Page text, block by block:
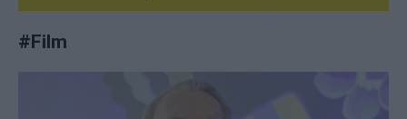
#Film